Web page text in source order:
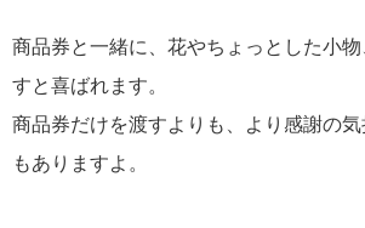
商品券と一緒に、花やちょっとした小
すと喜ばれます。
商品券だけを渡すよりも、より感謝の
もありますよ。